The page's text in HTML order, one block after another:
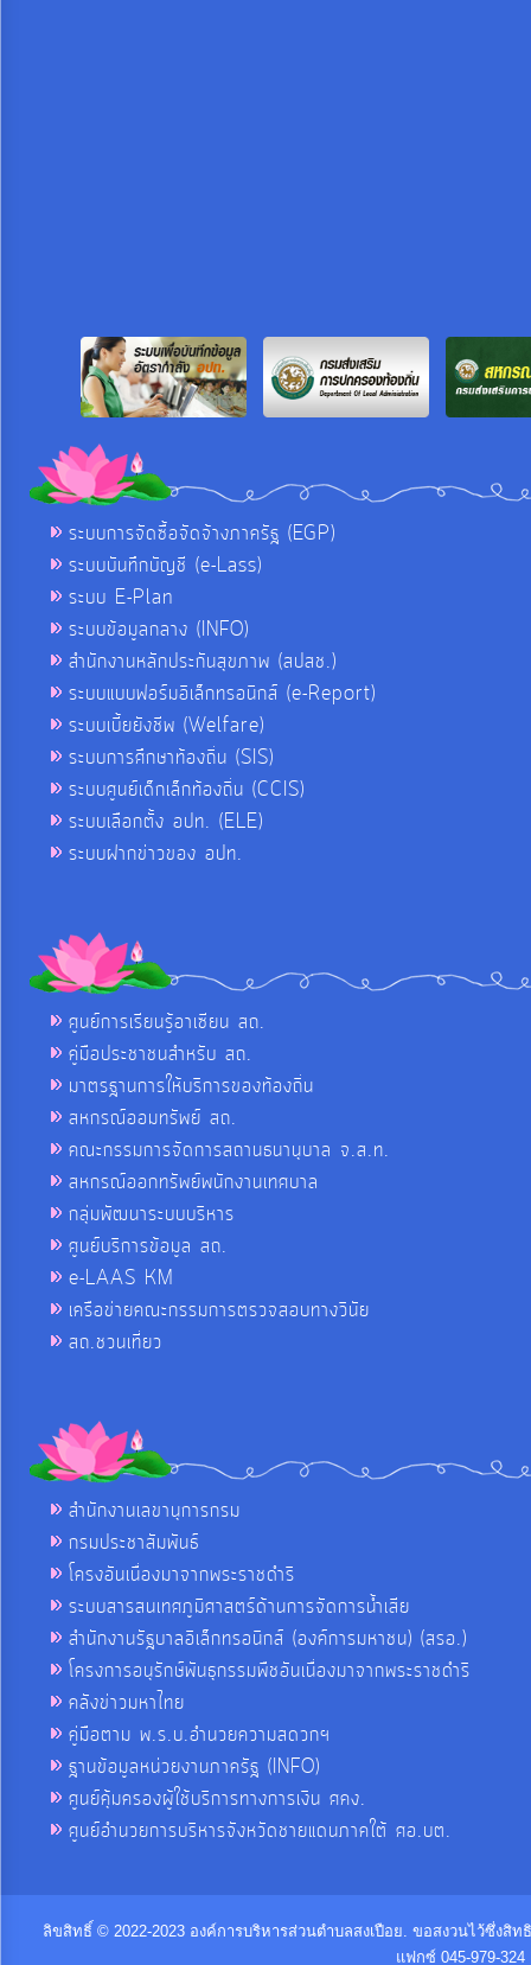
ระบบการจัดซื้อจัดจ้างภาครัฐ (EGP)
ระบบบันทึกบัญชี (e-Lass)
ระบบ E-Plan
ระบบข้อมูลกลาง (INFO)
สำนักงานหลักประกันสุขภาพ (สปสช.)
ระบบแบบฟอร์มอิเล็กทรอนิกส์ (e-Report)
ระบบเบี้ยยังชีพ (Welfare)
ระบบการศึกษาท้องถิ่น (SIS)
ระบบศูนย์เด็กเล็กท้องถิ่น (CCIS)
ระบบเลือกตั้ง อปท. (ELE)
ระบบฝากข่าวของ อปท.
ศูนย์การเรียนรู้อาเซียน สถ.
คู่มือประชาชนสำหรับ สถ.
มาตรฐานการให้บริการของท้องถิ่น
สหกรณ์ออมทรัพย์ สถ.
คณะกรรมการจัดการสถานธนานุบาล จ.ส.ท.
สหกรณ์ออกทรัพย์พนักงานเทศบาล
กลุ่มพัฒนาระบบบริหาร
ศูนย์บริการข้อมูล สถ.
e-LAAS KM
เครือข่ายคณะกรรมการตรวจสอบทางวินัย
สถ.ชวนเที่ยว
สำนักงานเลขานุการกรม
กรมประชาสัมพันธ์
โครงอันเนื่องมาจากพระราชดำริ
ระบบสารสนเทศภูมิศาสตร์ด้านการจัดการน้ำเสีย
สำนักงานรัฐบาลอิเล็กทรอนิกส์ (องค์การมหาชน) (สรอ.)
โครงการอนุรักษ์พันธุกรรมพืชอันเนื่องมาจากพระราชดำริ
คลังข่าวมหาไทย
คู่มือตาม พ.ร.บ.อำนวยความสดวกฯ
ฐานข้อมูลหน่วยงานภาครัฐ (INFO)
ศูนย์คุ้มครองผู้ใช้บริการทางการเงิน ศคง.
ศูนย์อำนวยการบริหารจังหวัดชายแดนภาคใต้ ศอ.บต.
ลิขสิทธิ์ © 2022-2023 องค์การบริหารส่วนตำบลสงเปือย. ขอสงวนไว้ซึ่งสิ
แฟกซ์ 045-979-